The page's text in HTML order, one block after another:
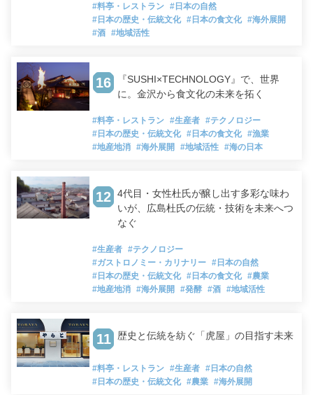
#料亭・レストラン #日本の自然
#日本の歴史・伝統文化 #日本の食文化 #海外展開
#酒 #地域活性
16
『SUSHI×TECHNOLOGY』で、世界
に。金沢から食文化の未来を拓く
#料亭・レストラン #生産者 #テクノロジー
#日本の歴史・伝統文化 #日本の食文化 #漁業
#地産地消 #海外展開 #地域活性 #海の日本
12 4代目・女性杜氏が醸し出す多彩な味わ
いが、広島杜氏の伝統・技術を未来へつ
なぐ
#生産者 #テクノロジー
#ガストロノミー・カリナリー #日本の自然
#日本の歴史・伝統文化 #日本の食文化 #農業
#地産地消 #海外展開 #発酵 #酒 #地域活性
11 歴史と伝統を紡ぐ「虎屋」の目指す未来
#料亭・レストラン #生産者 #日本の自然
#日本の歴史・伝統文化 #農業 #海外展開